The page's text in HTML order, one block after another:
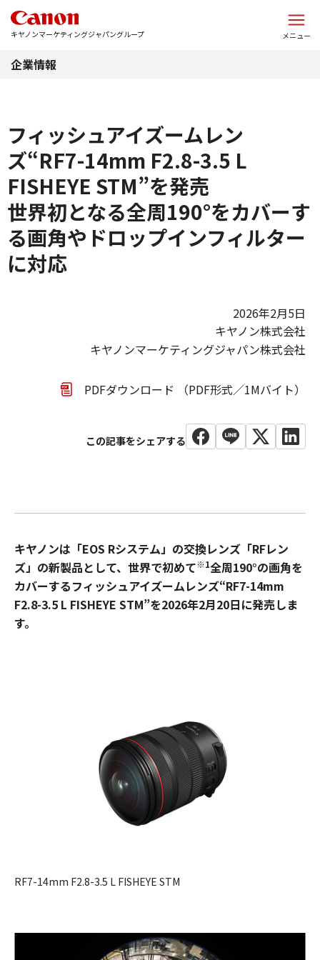
キヤノンマーケティングジャパングループ メニュー
企業情報
フィッシュアイズームレン
ズ“RF7-14mm F2.8-3.5 L
FISHEYE STM”を発売
世界初となる全周190°をカバーす
る画角やドロップインフィルター
に対応
2026年2月5日
キヤノン株式会社
キヤノンマーケティングジャパン株式会社
PDFダウンロード （PDF形式／1Mバイト）
キヤノンは「EOS Rシステム」の交換レンズ「RFレン
ズ」の新製品として、世界で初めて※1全周190°の画角を
カバーするフィッシュアイズームレンズ“RF7-14mm
F2.8-3.5 L FISHEYE STM”を2026年2月20日に発売しま
す。
RF7-14mm F2.8-3.5 L FISHEYE STM